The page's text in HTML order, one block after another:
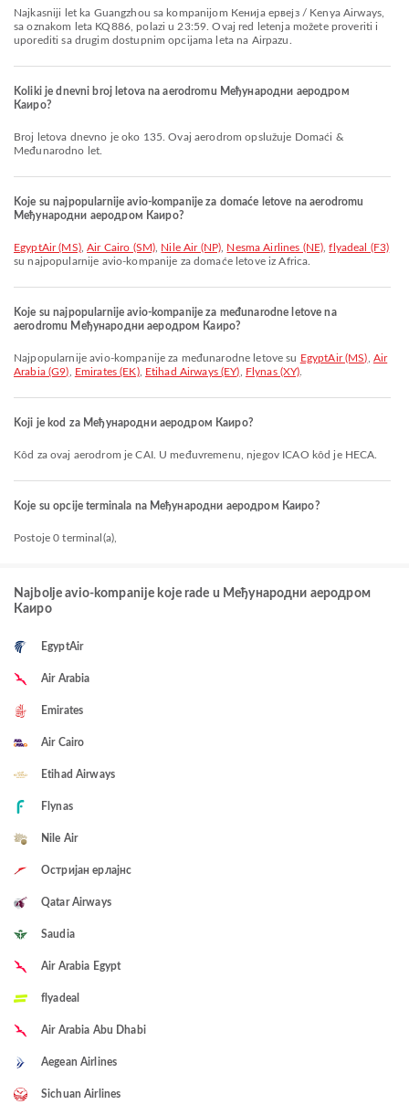
Najkasniji let ka Guangzhou sa kompanijom Кенија ервејз / Kenya Airways,
sa oznakom leta KQ886, polazi u 23:59. Ovaj red letenja možete proveriti i
uporediti sa drugim dostupnim opcijama leta na Airpazu.
Koliki je dnevni broj letova na aerodromu Међународни аеродром
Каиро?
Broj letova dnevno je oko 135. Ovaj aerodrom opslužuje Domaći &
Međunarodno let.
Koje su najpopularnije avio-kompanije za domaće letove na aerodromu
Међународни аеродром Каиро?
EgyptAir (MS),Air Cairo (SM) Nile Air (NP) Nesma Airlines (NE) ,flyadeal (F3)
su najpopularnije avio-kompanije za domaće letove iz Africa.
Koje su najpopularnije avio-kompanije za međunarodne letove na
aerodromu Међународни аеродром Каиро?
Najpopularnije avio-kompanije za međunarodne letove su EgyptAir (MS) Air
Arabia (G9)
Emirates (EK), Etihad Airways (EY) Flynas (XY)
Koji je kod za Међународни аеродром Каиро?
Kôd za ovaj aerodrom je CAI. U međuvremenu, njegov ICAO kôd je HECA.
Koje su opcije terminala na Међународни аеродром Каиро?
Postoje 0 terminal(a),
Najbolje avio-kompanije koje rade u Међународни аеродром
Каиро
EgyptAir
Air Arabia
Emirates
Air Cairo
Etihad Airways
Flynas
Nile Air
Остријан ерлајнс
Qatar Airways
Saudia
Air Arabia Egypt
flyadeal
Air Arabia Abu Dhabi
Aegean Airlines
Sichuan Airlines